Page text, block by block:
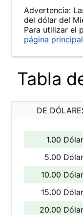
Advertencia:
del dólar del
Para utilizar el
página principal
Tabla
DE
1.00
5.00
10.00
15.00
20.00